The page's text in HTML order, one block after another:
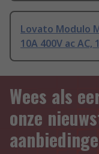
Lovato Modulo
10A 400V ac
Wees als
onze